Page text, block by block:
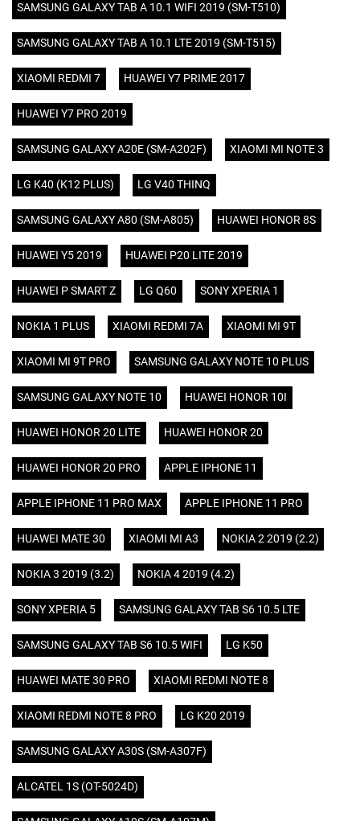
SAMSUNG GALAXY TAB A 10.1 WIFI 2019 (SM-T510)
SAMSUNG GALAXY TAB A 10.1 LTE 2019 (SM-T515)
XIAOMI REDMI 7 HUAWEI Y7 PRIME 2017
HUAWEI Y7 PRO 2019
SAMSUNG GALAXY A20E (SM-A202F) XIAOMI MI NOTE 3
LG K40 (K12 PLUS) LG V40 THINQ
SAMSUNG GALAXY A80 (SM-A805) HUAWEI HONOR 8S
HUAWEI Y5 2019 HUAWEI P20 LITE 2019
HUAWEI P SMART Z LG Q60 SONY XPERIA 1
NOKIA 1 PLUS XIAOMI REDMI 7A XIAOMI MI 9T
XIAOMI MI 9T PRO SAMSUNG GALAXY NOTE 10 PLUS
SAMSUNG GALAXY NOTE 10 HUAWEI HONOR 10I
HUAWEI HONOR 20 LITE HUAWEI HONOR 20
HUAWEI HONOR 20 PRO APPLE IPHONE 11
APPLE IPHONE 11 PRO MAX APPLE IPHONE 11 PRO
HUAWEI MATE 30 XIAOMI MI A3 NOKIA 2 2019 (2.2)
NOKIA 3 2019 (3.2) NOKIA 4 2019 (4.2)
SONY XPERIA 5 SAMSUNG GALAXY TAB S6 10.5 LTE
SAMSUNG GALAXY TAB S6 10.5 WIFI LG K50
HUAWEI MATE 30 PRO XIAOMI REDMI NOTE 8
XIAOMI REDMI NOTE 8 PRO LG K20 2019
SAMSUNG GALAXY A30S (SM-A307F)
ALCATEL 1S (OT-5024D)